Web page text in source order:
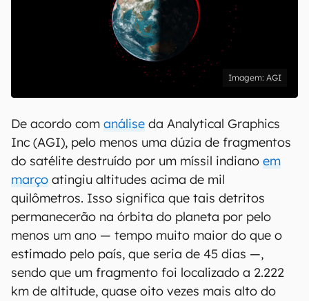
AGI
De acordo com análise da Analytical Graphics
Inc (AGI), pelo menos uma dúzia de fragmentos
do satélite destruído por um míssil indiano em
março atingiu altitudes acima de mil
quilômetros. Isso significa que tais detritos
permanecerão na órbita do planeta por pelo
menos um ano — tempo muito maior do que o
estimado pelo país, que seria de 45 dias —,
sendo que um fragmento foi localizado a 2.222
km de altitude, quase oito vezes mais alto do